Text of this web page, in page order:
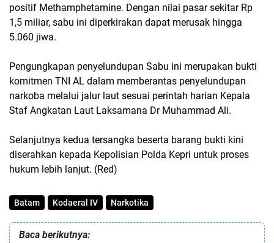
positif Methamphetamine. Dengan nilai pasar sekitar Rp
1,5 miliar, sabu ini diperkirakan dapat merusak hingga
5.060 jiwa.
Pengungkapan penyelundupan Sabu ini merupakan bukti
komitmen TNI AL dalam memberantas penyelundupan
narkoba melalui jalur laut sesuai perintah harian Kepala
Staf Angkatan Laut Laksamana Dr Muhammad Ali.
Selanjutnya kedua tersangka beserta barang bukti kini
diserahkan kepada Kepolisian Polda Kepri untuk proses
hukum lebih lanjut. (Red)
Batam Kodaeral IV Narkotika
Baca berikutnya: